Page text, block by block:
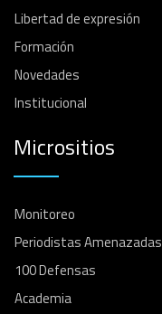
Libertad de expresión
Formación
Novedades
Institucional
Micrositios
Monitoreo
Periodistas Amenazadas
100 Defensas
Academia